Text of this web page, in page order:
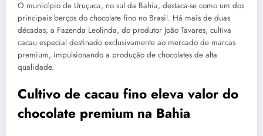
O município de Uruçuca, no sul da Bahia, destaca-se como um dos
principais berços do chocolate fino no Brasil. Há mais de duas
décadas, a Fazenda Leolinda, do produtor João Tavares, cultiva
cacau especial destinado exclusivamente ao mercado de marcas
premium, impulsionando a produção de chocolates de alta
qualidade.
Cultivo de cacau fino eleva valor do
chocolate premium na Bahia